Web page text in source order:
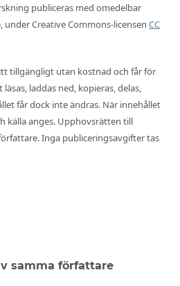
publiceras med omedelbar
under Creative Commons-licensen CC
tillgängligt utan kostnad och får för
laddas ned, kopieras, delas,
får dock inte ändras. När innehållet
källa anges. Upphovsrätten till
Inga publiceringsavgifter tas
samma författare